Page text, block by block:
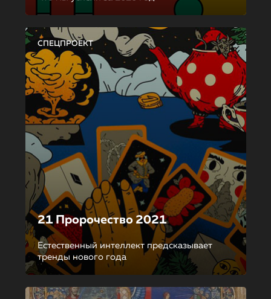
СПЕЦПРОЕКТ
21 Пророчество 2021
Естественный интеллект предсказывает
тренды нового года